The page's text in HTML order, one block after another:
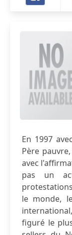
En 1997
Père
avec
pas un
le monde,
figuré le